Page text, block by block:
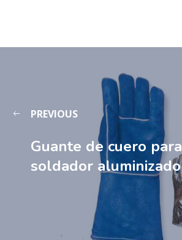
PREVIOUS
Guante de cuero para
soldador aluminizado